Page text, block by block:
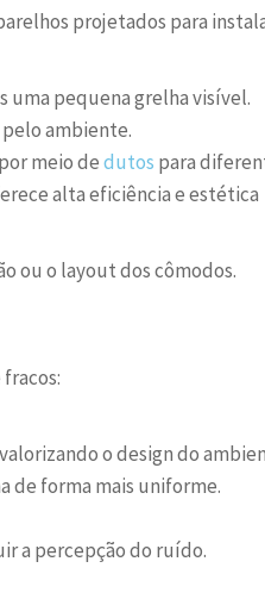
projetados para
uma pequena grelha visível.
ambiente.
meio dedutos para
alta eficiência e estética
ou o layout dos cômodos.
o design do
de forma mais uniforme.
a percepção do ruído.